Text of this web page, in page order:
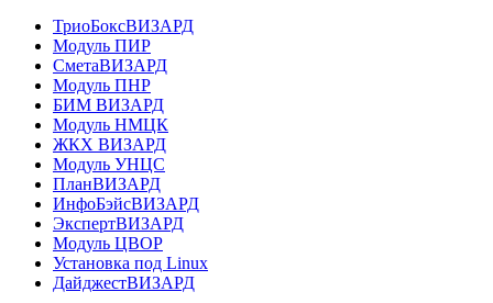
ТриоБоксВИЗАРД
Модуль ПИР
СметаВИЗАРД
Модуль ПНР
БИМ ВИЗАРД
Модуль НМЦК
ЖКХ ВИЗАРД
Модуль УНЦС
ПланВИЗАРД
ИнфоБэйсВИЗАРД
ЭкспертВИЗАРД
Модуль ЦВОР
Установка под Linux
ДайджестВИЗАРД